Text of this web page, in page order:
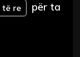
të re
për ta